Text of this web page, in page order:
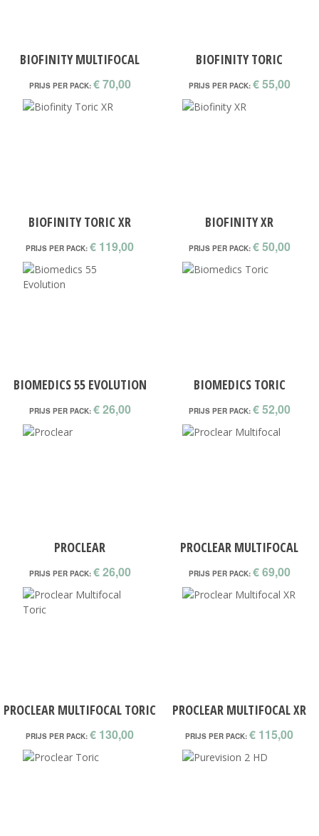
BIOFINITY MULTIFOCAL
PRIJS PER PACK: € 70,00
BIOFINITY TORIC
PRIJS PER PACK: € 55,00
BIOFINITY TORIC XR
PRIJS PER PACK: € 119,00
BIOFINITY XR
PRIJS PER PACK: € 50,00
BIOMEDICS 55 EVOLUTION
PRIJS PER PACK: € 26,00
BIOMEDICS TORIC
PRIJS PER PACK: € 52,00
PROCLEAR
PRIJS PER PACK: € 26,00
PROCLEAR MULTIFOCAL
PRIJS PER PACK: € 69,00
PROCLEAR MULTIFOCAL TORIC
PRIJS PER PACK: € 130,00
PROCLEAR MULTIFOCAL XR
PRIJS PER PACK: € 115,00